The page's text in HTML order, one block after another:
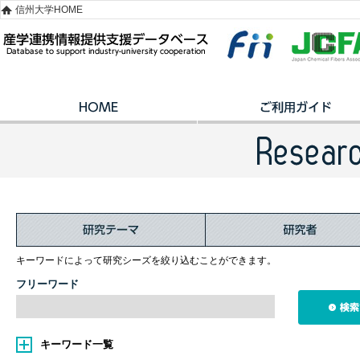
信州大学HOME
キーワードによって研究シーズを絞り込むことができます。
フリーワード
キーワード一覧